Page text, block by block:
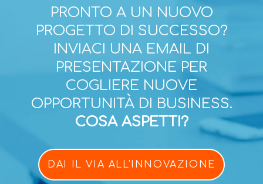
PRONTO A UN NUOVO
PROGETTO DI SUCCESSO?
INVIACI UNA EMAIL DI
PRESENTAZIONE PER
COGLIERE NUOVE
OPPORTUNITÀ DI BUSINESS.
COSA ASPETTI?
DAI IL VIA ALL'INNOVAZIONE